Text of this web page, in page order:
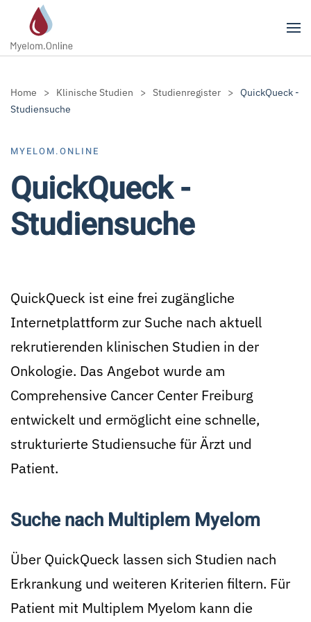
Zum Hauptinhalt springen
Home Klinische Studien Studienregister
QuickQueck -
Studiensuche
MYELOM.ONLINE
QuickQueck -
Studiensuche
QuickQueck ist eine frei zugängliche
Internetplattform zur Suche nach aktuell
rekrutierenden klinischen Studien in der
Onkologie. Das Angebot wurde am
Comprehensive Cancer Center Freiburg
entwickelt und ermöglicht eine schnelle,
strukturierte Studiensuche für Ärzt und
Patient.
Suche nach Multiplem Myelom
Über QuickQueck lassen sich Studien nach
Erkrankung und weiteren Kriterien filtern. Für
Patient mit Multiplem Myelom kann die